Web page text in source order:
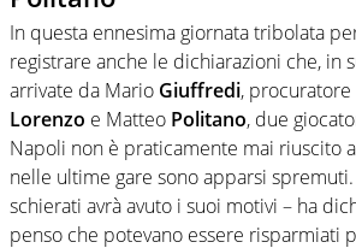
In questa ennesima giornata tribolata
registrare anche le dichiarazioni che, in
arrivate da Mario Giuffredi,
Lorenzo e Matteo Politano, due
Napoli non è praticamente mai riuscito
nelle ultime gare sono apparsi spremuti.
schierati avrà avuto i suoi motivi – ha
penso che potevano essere risparmiati